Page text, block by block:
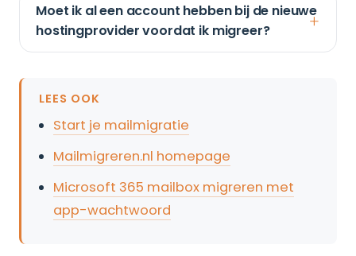
Moet ik al een account hebben bij de nieuwe
hostingprovider voordat ik migreer?
LEES OOK
Start je mailmigratie
Mailmigreren.nl homepage
Microsoft 365 mailbox migreren met
app-wachtwoord